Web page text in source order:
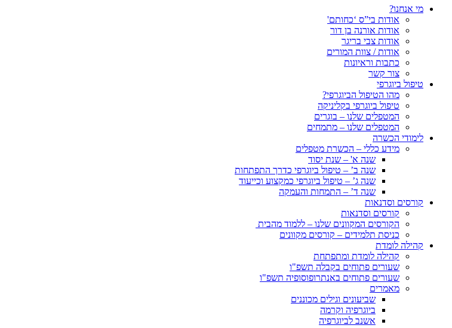
מי אנחנו?
אודות בי”ס ‘כחותם'
אודות אורנה בן דור
אודות צבי בריגר
אודות / צוות המורים
כתבות וראיונות
צור קשר
טיפול ביוגרפי
מהו הטיפול הביוגרפי?
טיפול ביוגרפי בקליניקה
המטפלים שלנו – בוגרים
המטפלים שלנו – מתמחים
לימודי הכשרה
מידע כללי – הכשרת מטפלים
שנה א' – שנת יסוד
שנה ב’ – טיפול ביוגרפי כדרך התפתחות
שנה ג’ – טיפול ביוגרפי כמקצוע וכייעוד
שנה ד’ – התמחות והעמקה
קורסים וסדנאות
קורסים וסדנאות
הקורסים המקוונים שלנו – ללמוד מהבית
כניסת תלמידים – קורסים מקוונים
קהילה לומדת
קהילה לומדת ומתפתחת
שעורים פתוחים בקבלה תשפ"ו
שעורים פתוחים באנתרופוסופיה תשפ"ו
מאמרים
שביעונים וגילים מכוננים
ביוגרפיה וקרמה
אשנב לביוגרפיה